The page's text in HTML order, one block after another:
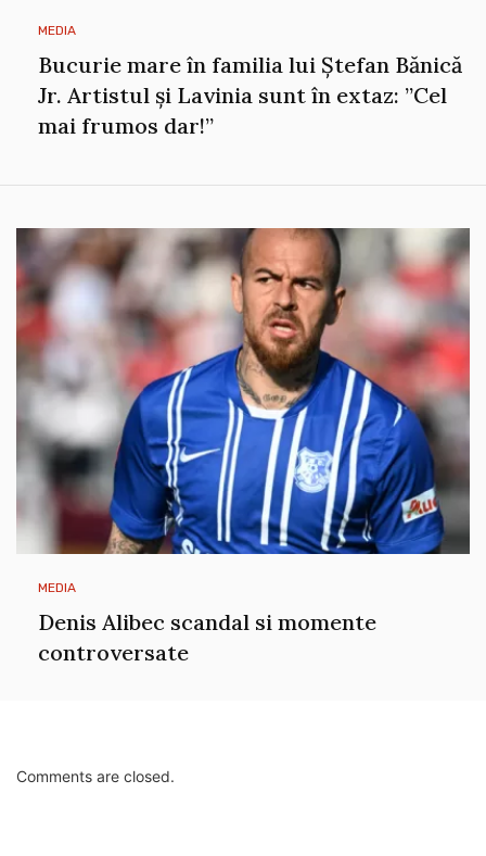
MEDIA
Bucurie mare în familia lui Ștefan Bănică
Jr. Artistul și Lavinia sunt în extaz: ”Cel
mai frumos dar!”
MEDIA
Denis Alibec scandal si momente
controversate
Comments are closed.